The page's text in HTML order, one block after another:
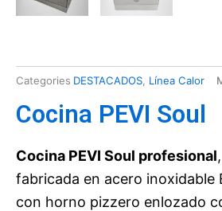
Categories DESTACADOS Línea Calor
Cocina PEVI Soul
Cocina PEVI Soul profesional
fabricada en acero inoxidable
con horno pizzero enlozado